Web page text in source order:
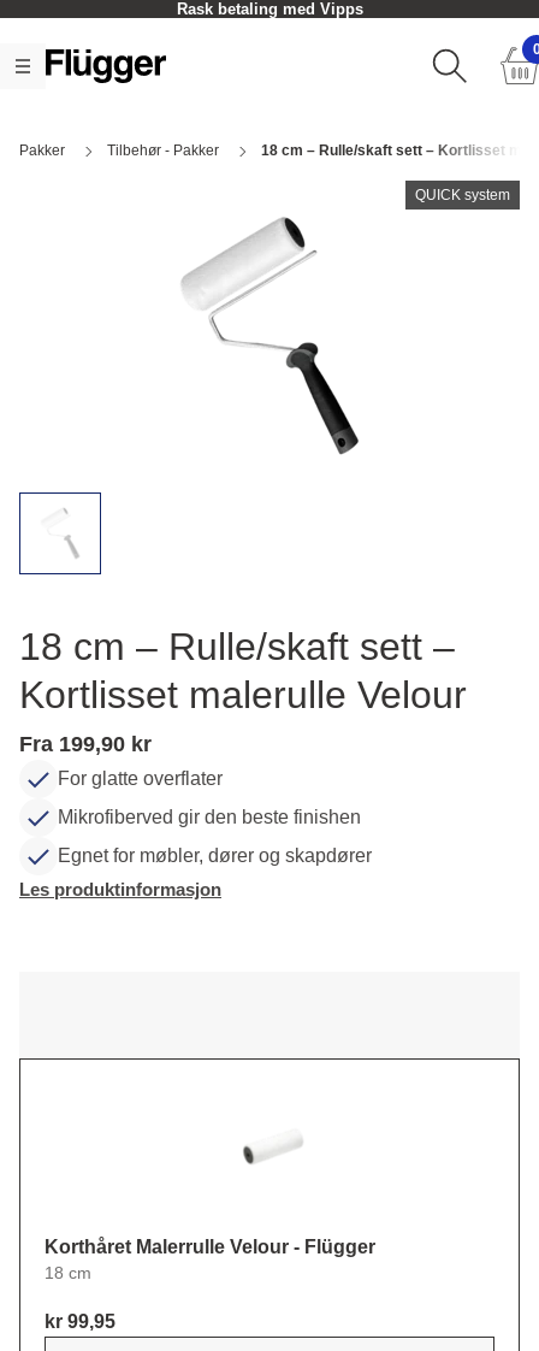
Rask betaling med Vipps
Pakker Tilbehør - Pakker 18 cm – Rulle/skaft sett – Kortlisset
QUICK system
18 cm – Rulle/skaft sett –
Kortlisset malerulle Velour
Fra 199,90 kr
For glatte overflater
Mikrofiberved gir den beste finishen
Egnet for møbler, dører og skapdører
Les produktinformasjon
Korthåret Malerrulle Velour - Flügger
18 cm
kr 99,95